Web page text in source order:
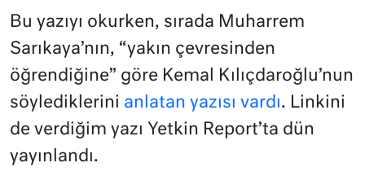
Bu yazıyı okurken, sırada Muharrem
Sarıkaya’nın, “yakın çevresinden
öğrendiğine” göre Kemal Kılıçdaroğlu’nun
söylediklerini anlatan yazısı vardı. Linkini
de verdiğim yazı Yetkin Report’ta dün
yayınlandı.